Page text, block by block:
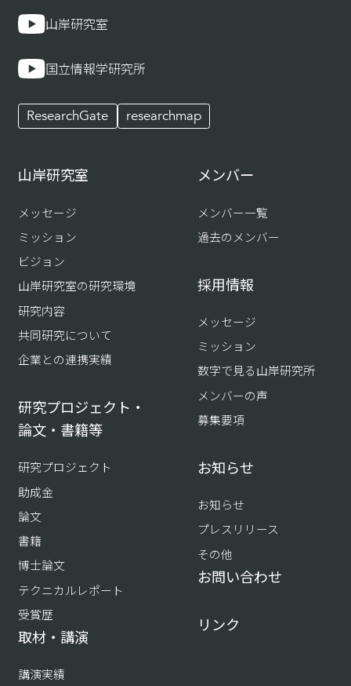
山岸研究室
国立情報学研究所
ResearchGate researchmap
山岸研究室
メッセージ
ミッション
ビジョン
山岸研究室の研究環境
研究内容
共同研究について
企業との連携実績
研究プロジェクト・
論文・書籍等
研究プロジェクト
助成金
論文
書籍
博士論文
テクニカルレポート
受賞歴
取材・講演
講演実績
メンバー
メンバー一覧
過去のメンバー
採用情報
メッセージ
ミッション
数字で見る山岸研究所
メンバーの声
募集要項
お知らせ
お知らせ
プレスリリース
その他
お問い合わせ
リンク